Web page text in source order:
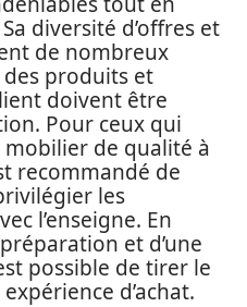
diversité d’offres et
de nombreux
produits et
doivent être
Pour ceux qui
de qualité à
recommandé de
les
l’enseigne. En
et d’une
possible de tirer le
d’achat.